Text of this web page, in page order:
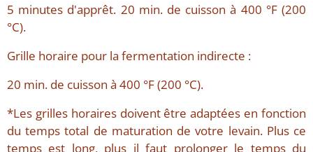
5 minutes d'apprêt. 20 min. de cuisson à 400 °F (200
°C).
Grille horaire pour la fermentation indirecte :
20 min. de cuisson à 400 °F (200 °C).
*Les grilles horaires doivent être adaptées en fonction
du temps total de maturation de votre levain. Plus ce
temps est long, plus il faut prolonger le temps du